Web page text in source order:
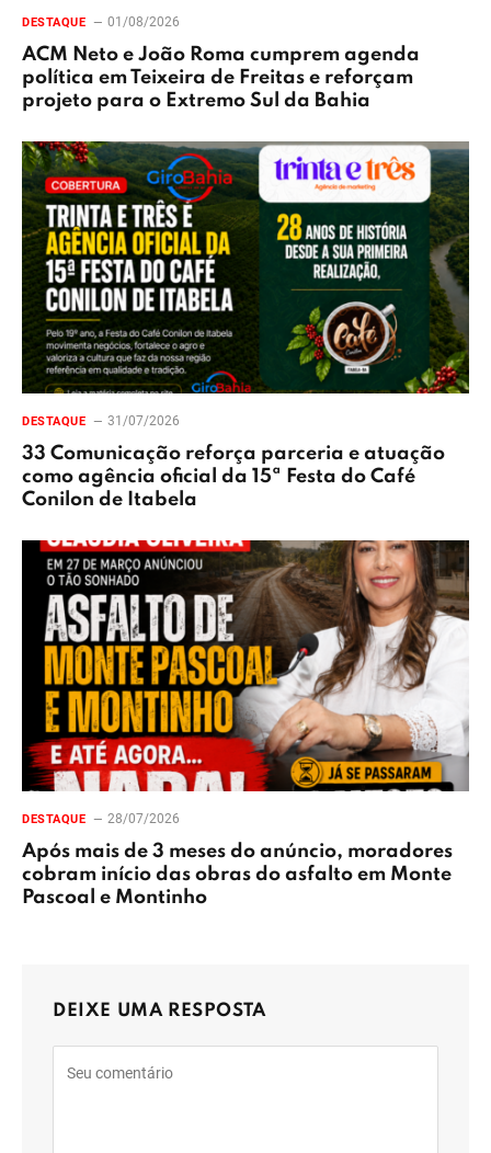
DESTAQUE 01/08/2026
ACM Neto e João Roma cumprem agenda
política em Teixeira de Freitas e reforçam
projeto para o Extremo Sul da Bahia
DESTAQUE 31/07/2026
33 Comunicação reforça parceria e atuação
como agência oficial da 15ª Festa do Café
Conilon de Itabela
DESTAQUE 28/07/2026
Após mais de 3 meses do anúncio, moradores
cobram início das obras do asfalto em Monte
Pascoal e Montinho
DEIXE UMA RESPOSTA